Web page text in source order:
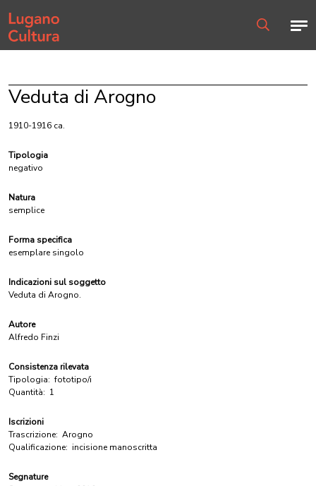
Home page
Veduta di Arogno
1910-1916 ca.
Tipologia
negativo
Natura
semplice
Forma specifica
esemplare singolo
Indicazioni sul soggetto
Veduta di Arogno.
Autore
Alfredo Finzi
Consistenza rilevata
Tipologia: fototipo/i
Quantità: 1
Iscrizioni
Trascrizione: Arogno
Qualificazione: incisione manoscritta
Segnature